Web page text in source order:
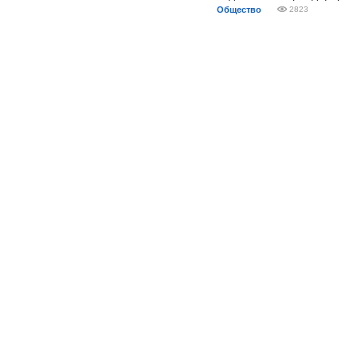
Общество 2823